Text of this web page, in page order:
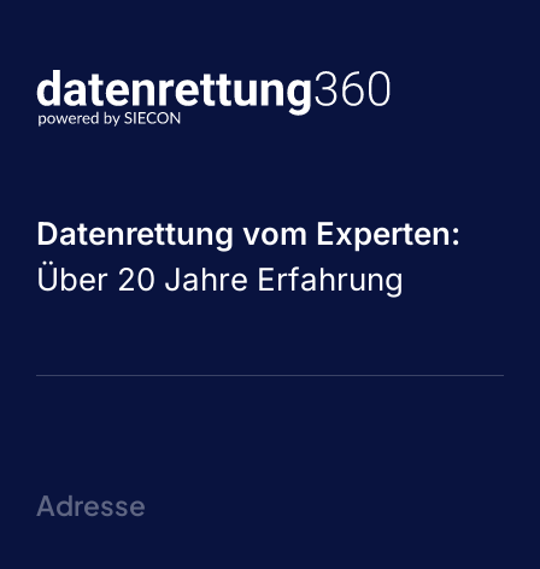
Datenrettung vom Experten:
Über 20 Jahre Erfahrung
Adresse